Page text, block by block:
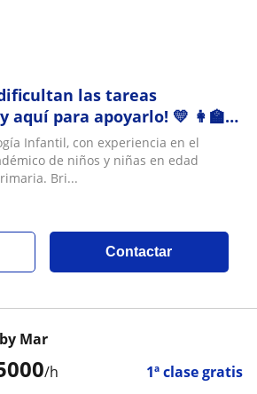
las tareas
aquí para apoyarlo! 💛 👩‍🏫
Infantil 📚 Apoyo e
Infantil, con experiencia en el
de niños y niñas en edad
Bri...
Contactar
/h 1ª clase gratis
Mar